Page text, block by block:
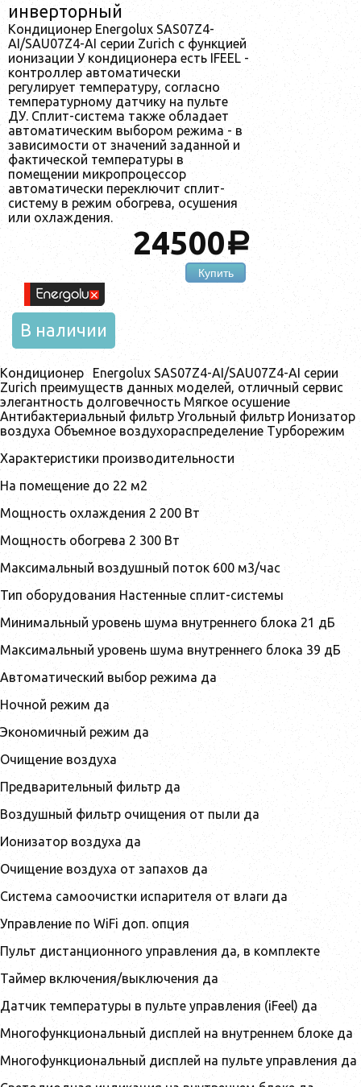
инверторный
Кондиционер Energolux SAS07Z4-
AI/SAU07Z4-AI серии Zurich с функцией
ионизации У кондиционера есть IFEEL -
контроллер автоматически
регулирует температуру, согласно
температурному датчику на пульте
ДУ. Сплит-система также обладает
автоматическим выбором режима - в
зависимости от значений заданной и
фактической температуры в
помещении микропроцессор
автоматически переключит сплит-
систему в режим обогрева, осушения
или охлаждения.
24500a
Купить
В наличии
Кондиционер
Energolux SAS07Z4-AI/SAU07Z4-AI серии
Zurich преимуществ данных моделей, отличный сервис
элегантность долговечность Мягкое осушение
Антибактериальный фильтр Угольный фильтр Ионизатор
воздуха Объемное воздухораспределение Турборежим
Характеристики производительности
На помещение до 22 м2
Мощность охлаждения 2 200 Вт
Мощность обогрева 2 300 Вт
Максимальный воздушный поток 600 м3/час
Тип оборудования Настенные сплит-системы
Минимальный уровень шума внутреннего блока 21 дБ
Максимальный уровень шума внутреннего блока 39 дБ
Автоматический выбор режима да
Ночной режим да
Экономичный режим да
Очищение воздуха
Предварительный фильтр да
Воздушный фильтр очищения от пыли да
Ионизатор воздуха да
Очищение воздуха от запахов да
Система самоочистки испарителя от влаги да
Управление по WiFi доп. опция
Пульт дистанционного управления да, в комплекте
Таймер включения/выключения да
Датчик температуры в пульте управления (iFeel) да
Многофункциональный дисплей на внутреннем блоке да
Многофункциональный дисплей на пульте управления да